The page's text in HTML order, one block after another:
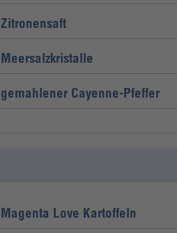
Zitronensaft
Meersalzkristalle
gemahlener Cayenne-Pfeffer
Magenta Love Kartoffeln